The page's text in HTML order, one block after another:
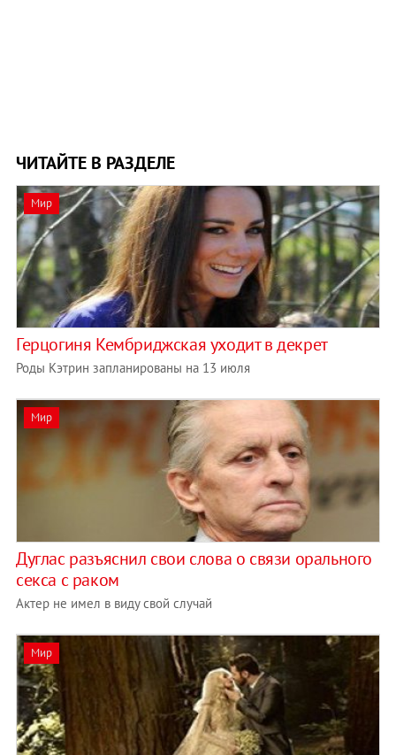
ЧИТАЙТЕ В РАЗДЕЛЕ
Мир
Герцогиня Кембриджская уходит в декрет
Роды Кэтрин запланированы на 13 июля
Мир
Дуглас разъяснил свои слова о связи орального
секса с раком
Актер не имел в виду свой случай
Мир